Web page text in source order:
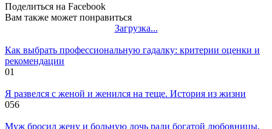
Поделиться на Facebook
Вам также может понравиться
Загрузка...
Как выбрать профессиональную гадалку: критерии оценки и
рекомендации
01
Я развелся с женой и женился на теще. История из жизни
056
Муж бросил жену и больную дочь ради богатой любовницы,